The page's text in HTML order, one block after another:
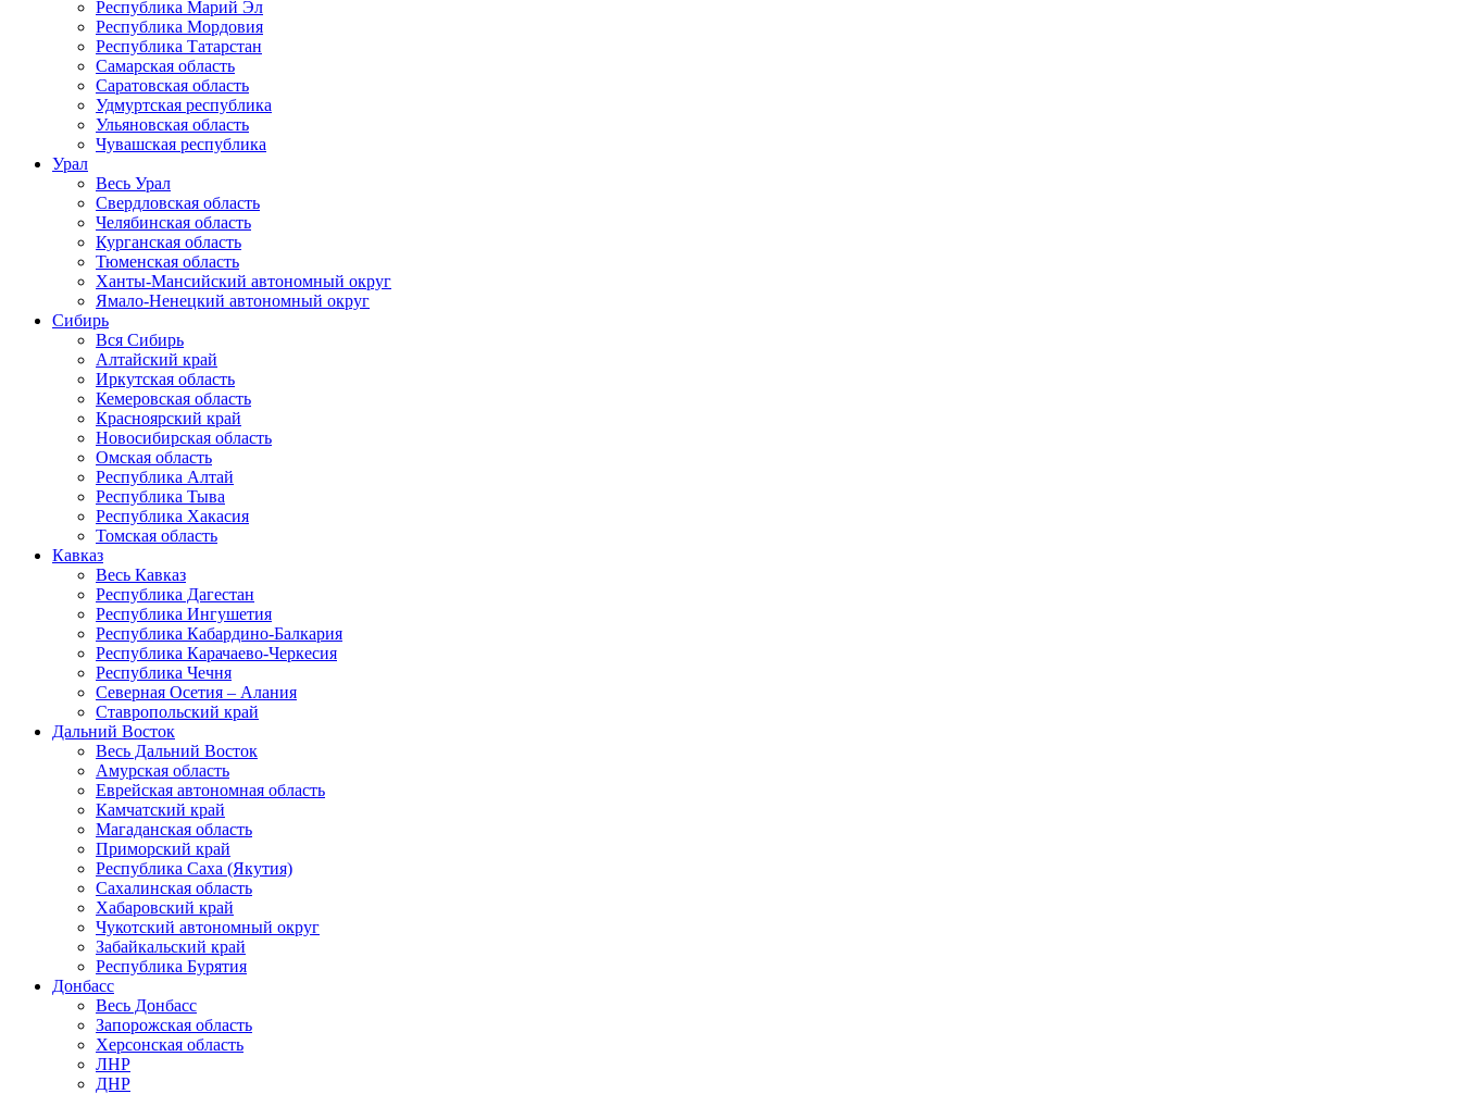
Республика Марий Эл
Республика Мордовия
Республика Татарстан
Самарская область
Саратовская область
Удмуртская республика
Ульяновская область
Чувашская республика
Урал
Весь Урал
Свердловская область
Челябинская область
Курганская область
Тюменская область
Ханты-Мансийский автономный округ
Ямало-Ненецкий автономный округ
Сибирь
Вся Сибирь
Алтайский край
Иркутская область
Кемеровская область
Красноярский край
Новосибирская область
Омская область
Республика Алтай
Республика Тыва
Республика Хакасия
Томская область
Кавказ
Весь Кавказ
Республика Дагестан
Республика Ингушетия
Республика Кабардино-Балкария
Республика Карачаево-Черкесия
Республика Чечня
Северная Осетия – Алания
Ставропольский край
Дальний Восток
Весь Дальний Восток
Амурская область
Еврейская автономная область
Камчатский край
Магаданская область
Приморский край
Республика Саха (Якутия)
Сахалинская область
Хабаровский край
Чукотский автономный округ
Забайкальский край
Республика Бурятия
Донбасс
Весь Донбасс
Запорожская область
Херсонская область
ЛНР
ДНР